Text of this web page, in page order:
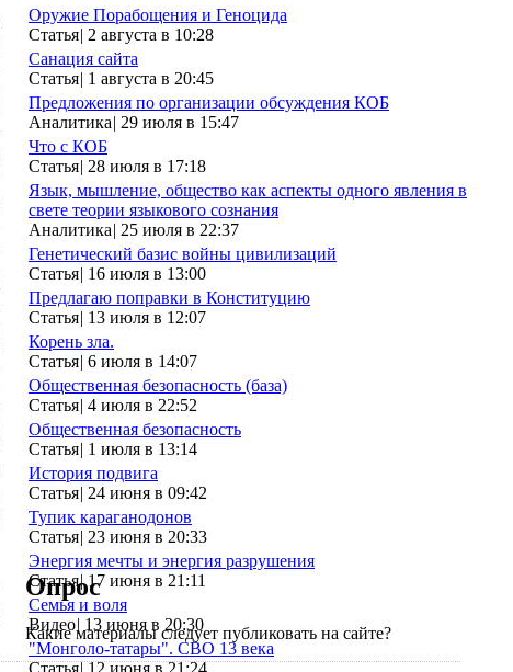
Оружие Порабощения и Геноцида
Статья| 2 августа в 10:28
Санация сайта
Статья| 1 августа в 20:45
Предложения по организации обсуждения КОБ
Аналитика| 29 июля в 15:47
Что с КОБ
Статья| 28 июля в 17:18
Язык, мышление, общество как аспекты одного явления в
свете теории языкового сознания
Аналитика| 25 июля в 22:37
Генетический базис войны цивилизаций
Статья| 16 июля в 13:00
Предлагаю поправки в Конституцию
Статья| 13 июля в 12:07
Корень зла.
Статья| 6 июля в 14:07
Общественная безопасность (база)
Статья| 4 июля в 22:52
Общественная безопасность
Статья| 1 июля в 13:14
История подвига
Статья| 24 июня в 09:42
Тупик караганодонов
Статья| 23 июня в 20:33
Энергия мечты и энергия разрушения
Статья| 17 июня в 21:11
Семья и воля
Видео| 13 июня в 20:30
"Монголо-татары". СВО 13 века
Опрос
Какие материалы следует публиковать на сайте?